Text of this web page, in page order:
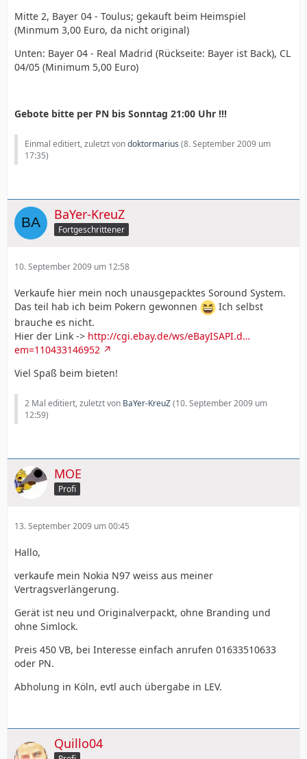
Mitte 2, Bayer 04 - Toulus; gekauft beim Heimspiel
(Minmum 3,00 Euro, da nicht original)
Unten: Bayer 04 - Real Madrid (Rückseite: Bayer ist Back), CL
04/05 (Minimum 5,00 Euro)
Gebote bitte per PN bis Sonntag 21:00 Uhr !!!
Einmal editiert, zuletzt vondoktormarius (8. September 2009 um
17:35)
BaYer-KreuZ
Fortgeschrittener
10. September 2009 um 12:58
Verkaufe hier mein noch unausgepacktes Soround System.
Das teil hab ich beim Pokern gewonnen
Ich selbst
brauche es nicht.
Hier der Link -> http://cgi.ebay.de/ws/eBayISAPI.d…
em=110433146952
Viel Spaß beim bieten!
2 Mal editiert, zuletzt von BaYer-KreuZ(10. September 2009 um
12:59)
MOE
Profi
13. September 2009 um 00:45
Hallo,
verkaufe mein Nokia N97 weiss aus meiner
Vertragsverlängerung.
Gerät ist neu und Originalverpackt, ohne Branding und
ohne Simlock.
Preis 450 VB, bei Interesse einfach anrufen 01633510633
oder PN.
Abholung in Köln, evtl auch übergabe in LEV.
Quillo04